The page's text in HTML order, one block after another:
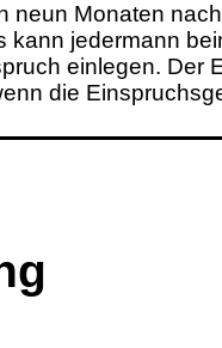
neun Monaten
kann jedermann
einlegen. Der
die